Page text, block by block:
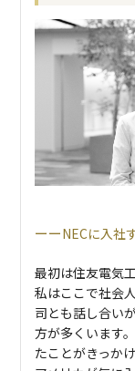
NECに入社
最初は住友電気
私はここで社会
司とも話し合い
方が多くいます
たことがきっか